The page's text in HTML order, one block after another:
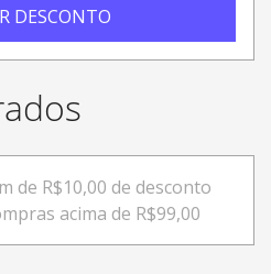
DESCONTO
de R$10,00 de desconto
acima de R$99,00